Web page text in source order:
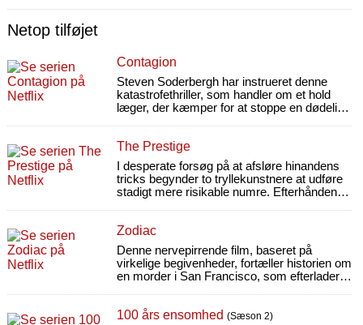
Netop tilføjet
Contagion
Steven Soderbergh har instrueret denne
katastrofethriller, som handler om et hold
læger, der kæmper for at stoppe en dødelig
The Prestige
I desperate forsøg på at afsløre hinandens
tricks begynder to tryllekunstnere at udføre
stadigt mere risikable numre. Efterhånden
Zodiac
Denne nervepirrende film, baseret på
virkelige begivenheder, fortæller historien om
en morder i San Francisco, som efterlader
100 års ensomhed (Sæson 2)